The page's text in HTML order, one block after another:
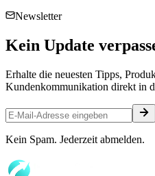
Newsletter
Kein Update
Erhalte die neuesten Tipps,
Kundenkommunikation direkt in
Kein Spam. Jederzeit abmelden.